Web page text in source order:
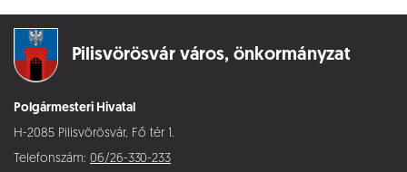
Pilisvörösvár város, önkormányzat
Polgármesteri Hivatal
H-2085 Pilisvörösvár, Fő tér 1.
Telefonszám: 06/26-330-233